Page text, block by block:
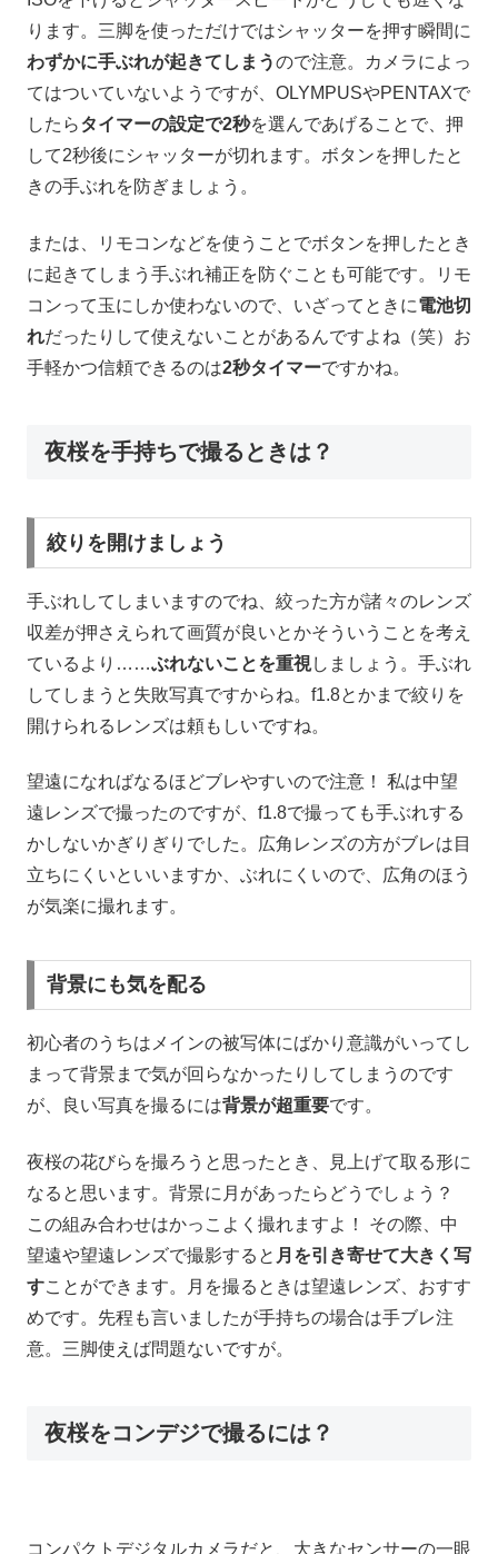
ります。三脚を使っただけではシャッターを押す瞬間に
わずかに手ぶれが起きてしまうので注意。カメラによっ
てはついていないようですが、OLYMPUSやPENTAXで
したらタイマーの設定で2秒を選んであげることで、押
して2秒後にシャッターが切れます。ボタンを押したと
きの手ぶれを防ぎましょう。
または、リモコンなどを使うことでボタンを押したとき
に起きてしまう手ぶれ補正を防ぐことも可能です。リモ
コンって玉にしか使わないので、いざってときに電池切
れだったりして使えないことがあるんですよね（笑）お
手軽かつ信頼できるのは2秒タイマーですかね。
夜桜を手持ちで撮るときは？
絞りを開けましょう
手ぶれしてしまいますのでね、絞った方が諸々のレンズ
収差が押さえられて画質が良いとかそういうことを考え
ているより……ぶれないことを重視しましょう。手ぶれ
してしまうと失敗写真ですからね。f1.8とかまで絞りを
開けられるレンズは頼もしいですね。
望遠になればなるほどブレやすいので注意！ 私は中望
遠レンズで撮ったのですが、f1.8で撮っても手ぶれする
かしないかぎりぎりでした。広角レンズの方がブレは目
立ちにくいといいますか、ぶれにくいので、広角のほう
が気楽に撮れます。
背景にも気を配る
初心者のうちはメインの被写体にばかり意識がいってし
まって背景まで気が回らなかったりしてしまうのです
が、良い写真を撮るには背景が超重要です。
夜桜の花びらを撮ろうと思ったとき、見上げて取る形に
なると思います。背景に月があったらどうでしょう？
この組み合わせはかっこよく撮れますよ！ その際、中
望遠や望遠レンズで撮影すると 月を引き寄せて大きく写
すことができます。月を撮るときは望遠レンズ、おすす
めです。先程も言いましたが手持ちの場合は手ブレ注
意。三脚使えば問題ないですが。
夜桜をコンデジで撮るには？
コンパクトデジタルカメラだと、大きなセンサーの一眼